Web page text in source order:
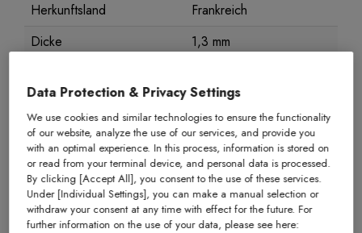
Herkunftsland
Frankreich
Dicke
1,3 mm
6,45 g
Feingewicht
5,81 g
Feinheit
900
Erhaltung
bankenüblich
Data Protection & Privacy Settings
We use cookies and similar technologies to ensure the functionality
of our website, analyze the use of our services, and provide you
with an optimal experience. In this process, information is stored on
or read from your terminal device, and personal data is processed.
By clicking [Accept All], you consent to the use of these services.
Under [Individual Settings], you can make a manual selection or
withdraw your consent at any time with effect for the future. For
further information on the use of your data, please see here: